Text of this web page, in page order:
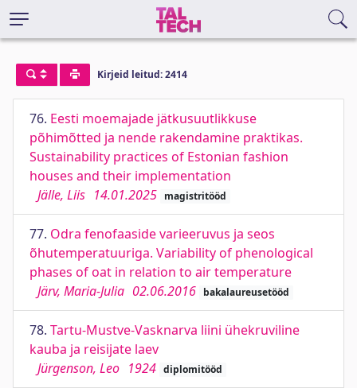
Kirjeid leitud: 2414
76. Eesti moemajade jätkusuutlikkuse
põhimõtted ja nende rakendamine praktikas.
Sustainability practices of Estonian fashion
houses and their implementation
Jälle, Liis 14.01.2025 magistritööd
77. Odra fenofaaside varieeruvus ja seos
õhutemperatuuriga. Variability of phenological
phases of oat in relation to air temperature
Järv, Maria-Julia 02.06.2016 bakalaureusetööd
78. Tartu-Mustve-Vasknarva liini ühekruviline
kauba ja reisijate laev
Jürgenson, Leo 1924 diplomitööd